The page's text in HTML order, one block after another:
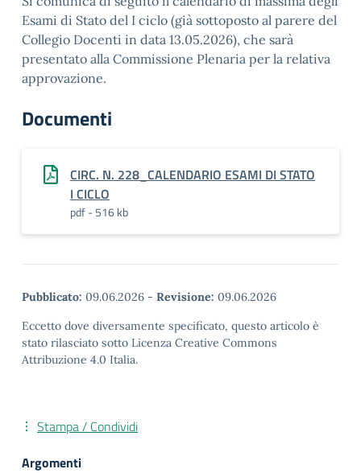
Esami di Stato del I ciclo (già sottoposto al parere del
Collegio Docenti in data 13.05.2026), che sarà
presentato alla Commissione Plenaria per la relativa
approvazione.
Documenti
CIRC. N. 228_CALENDARIO ESAMI DI STATO
I CICLO
pdf - 516 kb
Pubblicato: 09.06.2026 - Revisione: 09.06.2026
Eccetto dove diversamente specificato, questo articolo è
stato rilasciato sotto Licenza Creative Commons
Attribuzione 4.0 Italia.
Stampa / Condividi
Argomenti